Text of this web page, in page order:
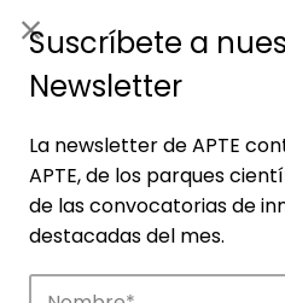
Suscríbete a
Newsletter
La newsletter de APTE
APTE, de los parques
de las convocatorias de
destacadas del mes.